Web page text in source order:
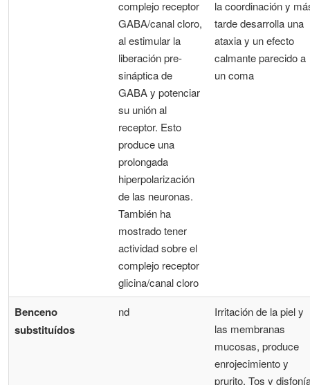
complejo receptor
GABA/canal cloro,
al estimular la
liberación pre-
sináptica de
GABA y potenciar
su unión al
receptor. Esto
produce una
prolongada
hiperpolarización
de las neuronas.
También ha
mostrado tener
actividad sobre el
complejo receptor
glicina/canal cloro
la coordinación y
tarde desarrolla una
ataxia y un efecto
calmante parecido a
un coma
Benceno
substituídos
nd
Irritación de la piel y
las membranas
mucosas, produce
enrojecimiento y
prurito. Tos y